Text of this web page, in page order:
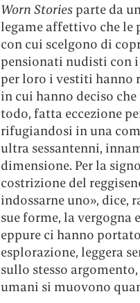
Worn Storiesparte da
legame affettivo che le
con cui scelgono di
pensionati nudisti con
per loro i vestiti hanno
in cui hanno deciso
todo, fatta eccezione
rifugiandosi in una
ultra sessantenni,
dimensione. Per la
costrizione del
indossarne uno»,
sue forme, la vergogna
eppure ci hanno
esplorazione, leggera
sullo stesso
umani si muovono